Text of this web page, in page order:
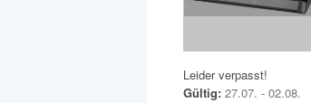
Leider verpasst!
Gültig: 27.07. - 02.08.